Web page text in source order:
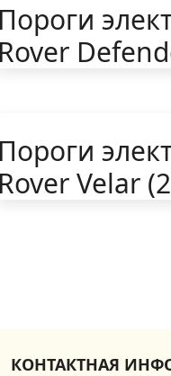
Velar
КОНТАКТНАЯ